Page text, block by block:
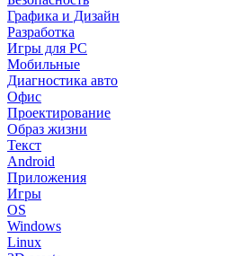
Графика и Дизайн
Разработка
Игры для PC
Мобильные
Диагностика авто
Офис
Проектирование
Образ жизни
Текст
Android
Приложения
Игры
OS
Windows
Linux